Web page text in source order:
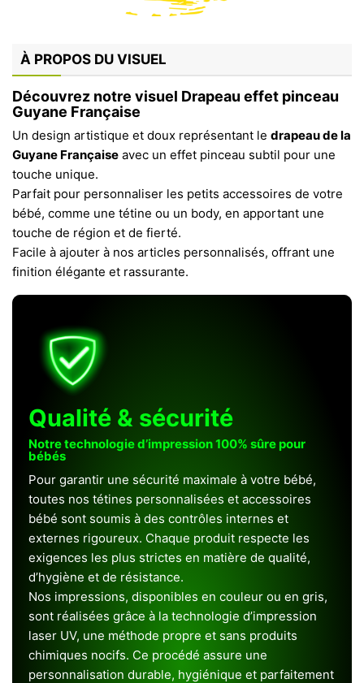
À PROPOS DU VISUEL
Découvrez notre visuel Drapeau effet pinceau
Guyane Française
Un design artistique et doux représentant le drapeau de la
Guyane Française avec un effet pinceau subtil pour une
touche unique.
Parfait pour personnaliser les petits accessoires de votre
bébé, comme une tétine ou un body, en apportant une
touche de région et de fierté.
Facile à ajouter à nos articles personnalisés, offrant une
finition élégante et rassurante.
Qualité & sécurité
Notre technologie d’impression 100% sûre pour
bébés
Pour garantir une sécurité maximale à votre bébé,
toutes nos tétines personnalisées et accessoires
bébé sont soumis à des contrôles internes et
externes rigoureux. Chaque produit respecte les
exigences les plus strictes en matière de qualité,
d’hygiène et de résistance.
Nos impressions, disponibles en couleur ou en gris,
sont réalisées grâce à la technologie d’impression
laser UV, une méthode propre et sans produits
chimiques nocifs. Ce procédé assure une
personnalisation durable, hygiénique et parfaitement